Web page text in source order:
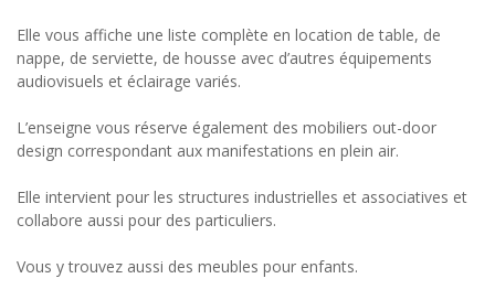
Elle vous affiche une liste complète en location de table, de
nappe, de serviette, de housse avec d’autres équipements
audiovisuels et éclairage variés.
L’enseigne vous réserve également des mobiliers out-door
design correspondant aux manifestations en plein air.
Elle intervient pour les structures industrielles et associatives et
collabore aussi pour des particuliers.
Vous y trouvez aussi des meubles pour enfants.